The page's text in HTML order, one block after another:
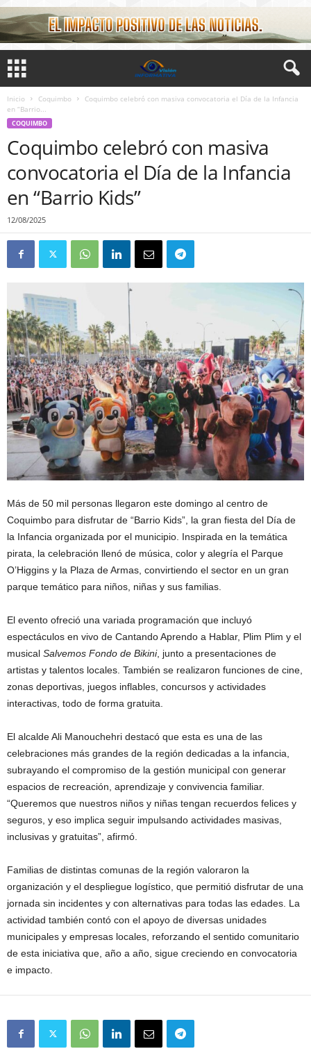
Inicio Coquimbo
Coquimbo celebró con masiva convocatoria el Día de la Infancia
en “Barrio...
COQUIMBO
Coquimbo celebró con masiva
convocatoria el Día de la Infancia
en “Barrio Kids”
12/08/2025
Más de 50 mil personas llegaron este domingo al centro de
Coquimbo para disfrutar de “Barrio Kids”, la gran fiesta del Día de
la Infancia organizada por el municipio. Inspirada en la temática
pirata, la celebración llenó de música, color y alegría el Parque
O’Higgins y la Plaza de Armas, convirtiendo el sector en un gran
parque temático para niños, niñas y sus familias.
El evento ofreció una variada programación que incluyó
espectáculos en vivo de Cantando Aprendo a Hablar, Plim Plim y el
musical Salvemos Fondo de Bikini, junto a presentaciones de
artistas y talentos locales. También se realizaron funciones de cine,
zonas deportivas, juegos inflables, concursos y actividades
interactivas, todo de forma gratuita.
El alcalde Ali Manouchehri destacó que esta es una de las
celebraciones más grandes de la región dedicadas a la infancia,
subrayando el compromiso de la gestión municipal con generar
espacios de recreación, aprendizaje y convivencia familiar.
“Queremos que nuestros niños y niñas tengan recuerdos felices y
seguros, y eso implica seguir impulsando actividades masivas,
inclusivas y gratuitas”, afirmó.
Familias de distintas comunas de la región valoraron la
organización y el despliegue logístico, que permitió disfrutar de una
jornada sin incidentes y con alternativas para todas las edades. La
actividad también contó con el apoyo de diversas unidades
municipales y empresas locales, reforzando el sentido comunitario
de esta iniciativa que, año a año, sigue creciendo en convocatoria
e impacto.